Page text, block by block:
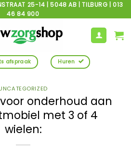
25-14 | 5048 AB | TILBURG | 013
46 84 900
afspraak Huren
onderhoud aan
met 3 of 4
wielen: